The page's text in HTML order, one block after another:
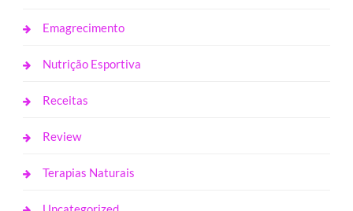
Emagrecimento
Nutrição Esportiva
Receitas
Review
Terapias Naturais